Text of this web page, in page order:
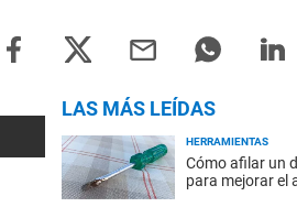
LAS MÁS LEÍDAS
HERRAMIENTAS
Cómo afilar un
para mejorar el